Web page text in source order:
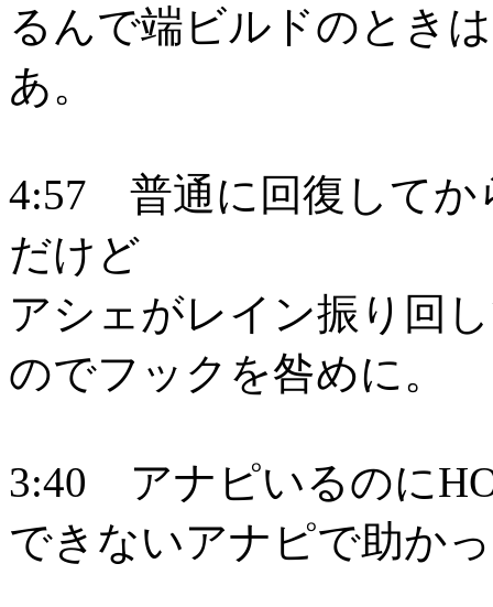
るんで端ビルドのとき
あ。
4:57 普通に回復してか
だけど
アシェがレイン振り回
のでフックを咎めに。
3:40 アナピいるのに
できないアナピで助か